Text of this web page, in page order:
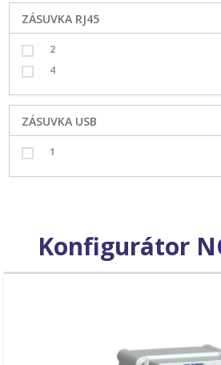
ZÁSUVKA RJ45
2
4
ZÁSUVKA USB
1
Konfigurátor